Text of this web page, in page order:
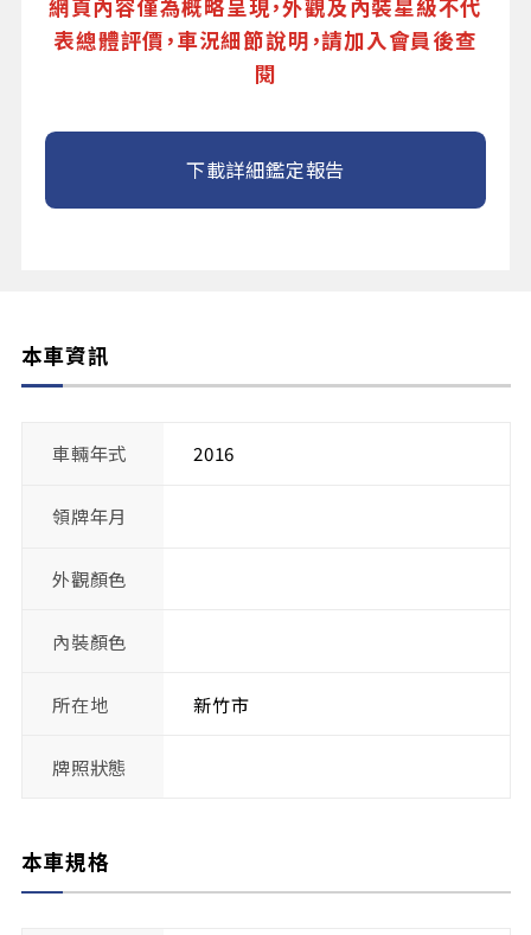
網頁內容僅為概略呈現，外觀及內裝星級不代
表總體評價，車況細節說明，請加入會員後查
閱
下載詳細鑑定報告
本車資訊
車輛年式 2016
領牌年月
外觀顏色
內裝顏色
所在地 新竹市
牌照狀態
本車規格